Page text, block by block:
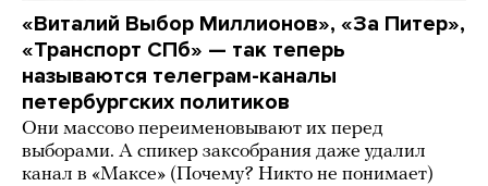
«Виталий Выбор Миллионов», «За Питер»,
«Транспорт СПб» — так теперь
называются телеграм-каналы
петербургских политиков
Они массово переименовывают их перед
выборами. А спикер заксобрания даже удалил
канал в «Максе» (Почему? Никто не понимает)